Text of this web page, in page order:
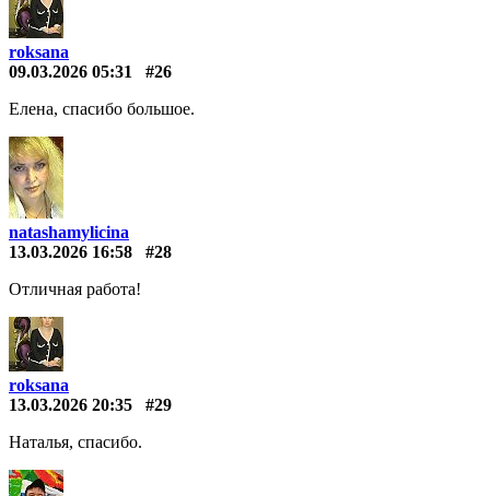
roksana
09.03.2026 05:31
#26
Елена, спасибо большое.
natashamylicina
13.03.2026 16:58
#28
Отличная работа!
roksana
13.03.2026 20:35
#29
Наталья, спасибо.